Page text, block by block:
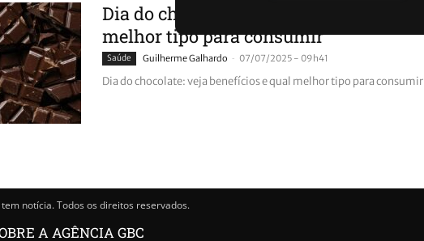
Dia do chocolate: veja benefícios e qual
melhor tipo para consumir
Saúde Guilherme Galhardo - 07/07/2025 - 09h41
Dia do chocolate: veja benefícios e qual melhor tipo para consumir
notícia. Todos os direitos reservados.
A AGÊNCIA GBC